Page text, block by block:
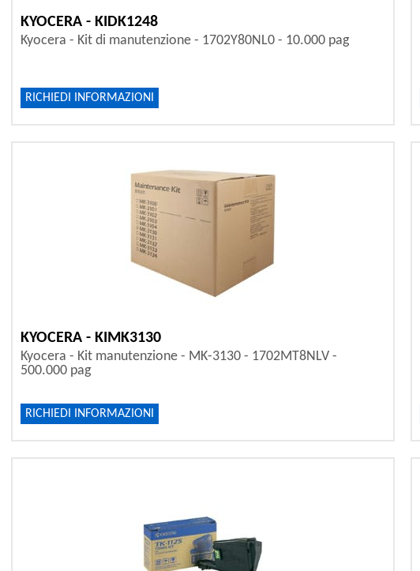
KYOCERA - KIDK1248
Kyocera - Kit di manutenzione - 1702Y80NL0 - 10.000 pag
RICHIEDI INFORMAZIONI
KYOCERA - KIMK3130
Kyocera - Kit manutenzione - MK-3130 - 1702MT8NLV -
500.000 pag
RICHIEDI INFORMAZIONI